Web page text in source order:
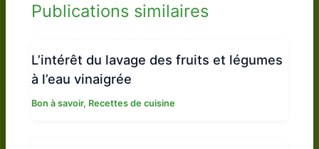
Publications similaires
L’intérêt du lavage des fruits et légumes
à l’eau vinaigrée
Bon à savoir, Recettes de cuisine